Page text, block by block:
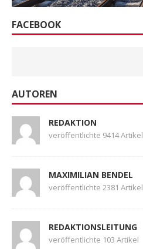
FACEBOOK
AUTOREN
REDAKTION
veröffentlichte 9414 Artikel
MAXIMILIAN BENDEL
veröffentlichte 2381 Artikel
REDAKTIONSLEITUNG
veröffentlichte 103 Artikel